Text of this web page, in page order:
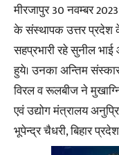
मीरजापुर 30 नवम्बर
के संस्थापक उत्तर प्रदेश के
सहप्रभारी रहे सुनील
हुये। उनका अन्तिम
विरल व रूलबीज ने
एवं उद्योग मंत्रालय
भूपेन्द्र चैधरी, बिहार